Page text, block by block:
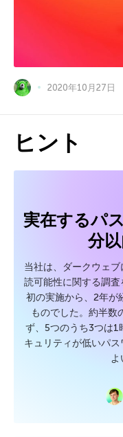
2020年10月27日
ヒント
実在するパ
分
当社は、ダークウェ
読可能性に関する調
初の実施から、2年が
ものでした。約半数
ず、5つのうち3つは1
キュリティが低いパ
よ